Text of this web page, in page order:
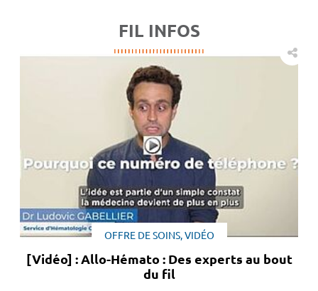
FIL INFOS
OFFRE DE SOINS, VIDÉO
[Vidéo] : Allo-Hémato : Des experts au bout
du fil